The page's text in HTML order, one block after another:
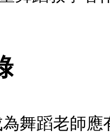
舞蹈老師